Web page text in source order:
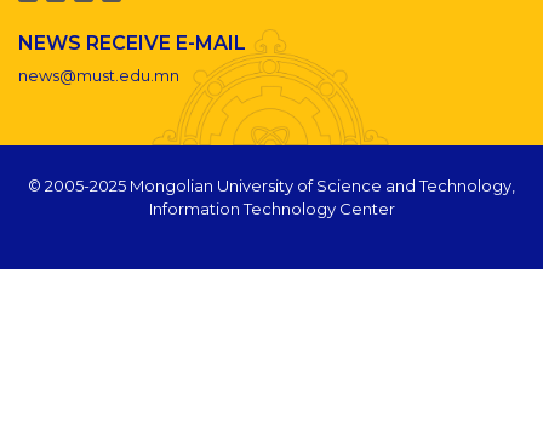
NEWS RECEIVE E-MAIL
news@must.edu.mn
© 2005-2025 Mongolian University of Science and Technology,
Information Technology Center